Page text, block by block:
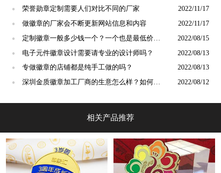
● 荣誉勋章定制需要人们对比不同的厂家 2022/11/17
● 做徽章的厂家会不断更新网站信息和内容 2022/11/17
●
定制徽章一般多少钱一个？一个也是最低价
吗？
2022/08/15
● 电子元件徽章设计需要请专业的设计师吗？ 2022/08/13
● 专做徽章的店铺都是纯手工做的吗？ 2022/08/13
●
深圳金质徽章加工厂商的生意怎么样？如何拓
2022/08/12
相关产品推荐